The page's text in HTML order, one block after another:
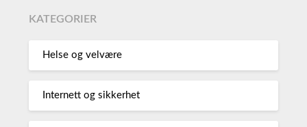
KATEGORIER
Helse og velvære
Internett og sikkerhet